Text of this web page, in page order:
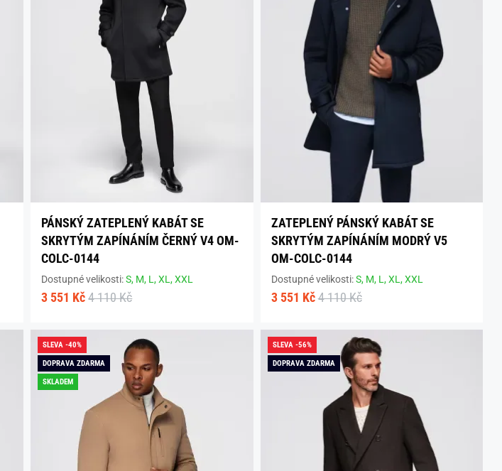
PÁNSKÝ ZATEPLENÝ KABÁT SE
SKRYTÝM ZAPÍNÁNÍM ČERNÝ V4 OM-
COLC-0144
Dostupné velikosti:S, M, L,XL,XXL
3 551 Kč 4 110 Kč
ZATEPLENÝ PÁNSKÝ KABÁT SE
SKRYTÝM ZAPÍNÁNÍM MODRÝ V5
OM-COLC-0144
Dostupné velikosti:S, M, L,XL,XXL
3 551 Kč 4 110 Kč
SLEVA -40%
DOPRAVA ZDARMA
SKLADEM
SLEVA -56%
DOPRAVA ZDARMA